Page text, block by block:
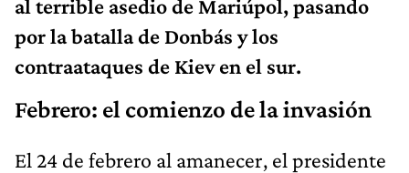
al terrible asedio de Mariúpol, pasando
por la batalla de Donbás y los
contraataques de Kiev en el sur.
Febrero: el comienzo de la invasión
El 24 de febrero al amanecer, el presidente